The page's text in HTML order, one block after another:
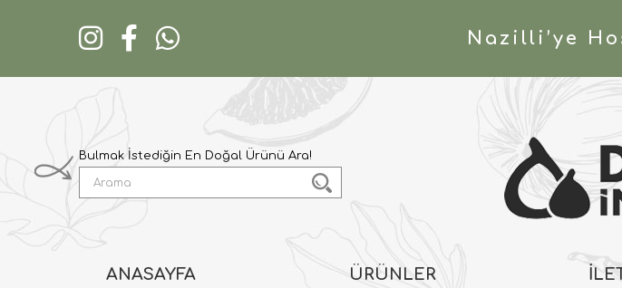
Nazilli’ye
ANASAYFA ÜRÜNLER